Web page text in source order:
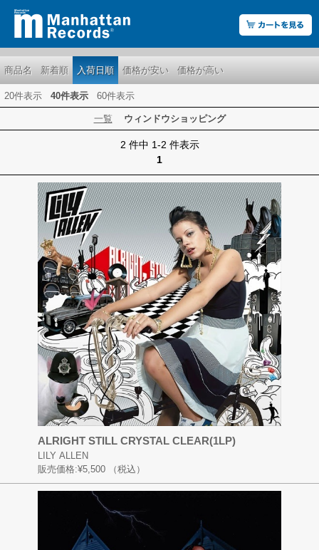
商品名 新着順 入荷日順 価格が安い 価格が高い
20件表示 40件表示 60件表示
一覧 ウィンドウショッピング
2 件中 1-2 件表示
1
ALRIGHT STILL CRYSTAL CLEAR(1LP)
LILY ALLEN
販売価格:¥5,500 （税込）